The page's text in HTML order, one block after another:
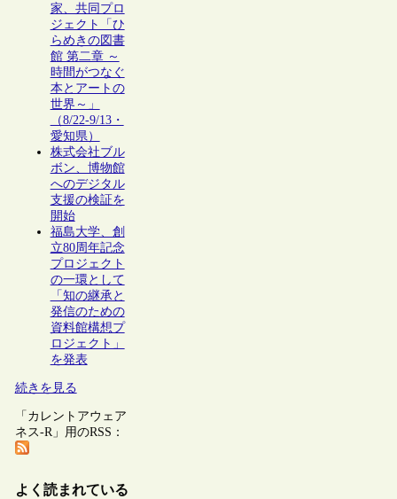
家、共同プロ
ジェクト「ひ
らめきの図書
館 第二章 ～
時間がつなぐ
本とアートの
世界～」
（8/22-9/13・
愛知県）
株式会社ブル
ボン、博物館
へのデジタル
支援の検証を
開始
福島大学、創
立80周年記念
プロジェクト
の一環として
「知の継承と
発信のための
資料館構想プ
ロジェクト」
を発表
続きを見る
「カレントアウェア
ネス-R」用のRSS：
よく読まれている